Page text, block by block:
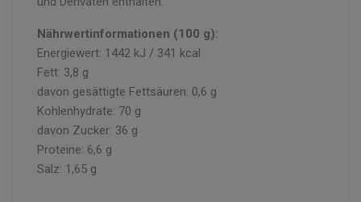
Nährwertinformationen (100 g):
Energiewert: 1442 kJ / 341 kcal
Fett: 3,8 g
davon gesättigte Fettsäuren: 0,6 g
Kohlenhydrate: 70 g
davon Zucker: 36 g
Proteine: 6,6 g
Salz: 1,65 g